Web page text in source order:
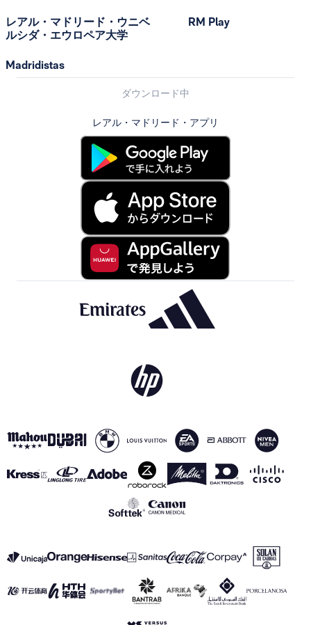
レアル・マドリード・ウニベ
ルシダ・エウロペア大学
Madridistas
RM Play
ダウンロード中
レアル・マドリード・アプリ